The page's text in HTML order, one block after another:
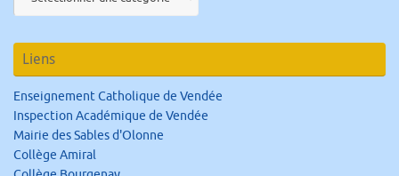
Liens
Enseignement Catholique de Vendée
Inspection Académique de Vendée
Mairie des Sables d'Olonne
Collège Amiral